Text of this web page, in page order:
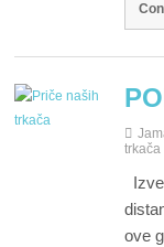
trkača
ove